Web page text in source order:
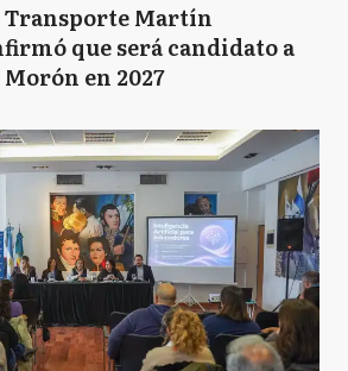
Martín
que será candidato a
en 2027